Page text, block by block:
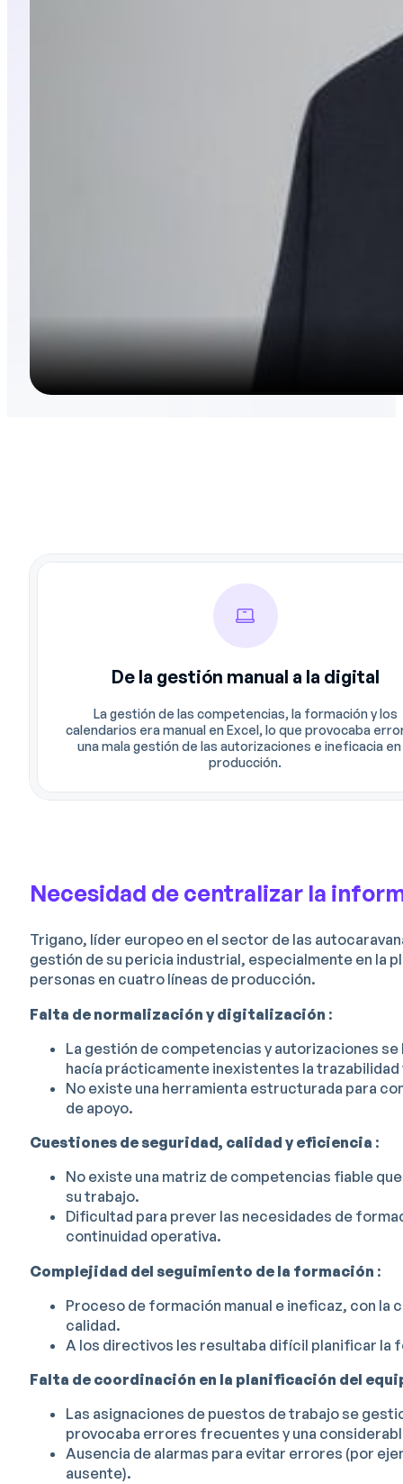
De la gestión manual a la digital
La gestión de las competencias, la formación y los
calendarios era manual en Excel, lo que provocaba
una mala gestión de las autorizaciones e ineficacia en
producción.
Necesidad de centralizar la
Trigano, líder europeo en el sector de las
gestión de su pericia industrial, especialmente en la
personas en cuatro líneas de producción.
Falta de normalización y digitalización :
La gestión de competencias y autorizaciones se
hacía prácticamente inexistentes la trazabilidad
No existe una herramienta estructurada para
de apoyo.
Cuestiones de seguridad, calidad y eficiencia :
No existe una matriz de competencias fiable
su trabajo.
Dificultad para prever las necesidades de
continuidad operativa.
Complejidad del seguimiento de la formación :
Proceso de formación manual e ineficaz, con la
calidad.
A los directivos les resultaba difícil planificar la
Falta de coordinación en la planificación del
Las asignaciones de puestos de trabajo se
provocaba errores frecuentes y una
Ausencia de alarmas para evitar errores (por
ausente).